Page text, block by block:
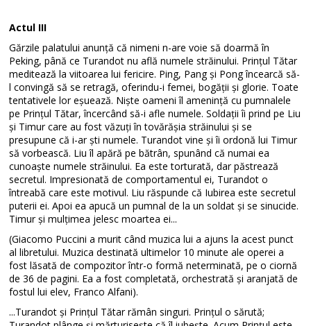
Actul III
Gărzile palatului anunță că nimeni n-are voie să doarmă în
Peking, până ce Turandot nu află numele străinului. Prințul Tătar
meditează la viitoarea lui fericire. Ping, Pang și Pong încearcă să-
l convingă să se retragă, oferindu-i femei, bogății și glorie. Toate
tentativele lor eșuează. Niște oameni îl amenință cu pumnalele
pe Prințul Tătar, încercând să-i afle numele. Soldații îi prind pe Liu
și Timur care au fost văzuți în tovărășia străinului și se
presupune că i-ar ști numele. Turandot vine și îi ordonă lui Timur
să vorbească. Liu îl apără pe bătrân, spunând că numai ea
cunoaște numele străinului. Ea este torturată, dar păstrează
secretul. Impresionată de comportamentul ei, Turandot o
întreabă care este motivul. Liu răspunde că Iubirea este secretul
puterii ei. Apoi ea apucă un pumnal de la un soldat și se sinucide.
Timur și mulțimea jelesc moartea ei...
(Giacomo Puccini a murit când muzica lui a ajuns la acest punct
al libretului. Muzica destinată ultimelor 10 minute ale operei a
fost lăsată de compozitor într-o formă neterminată, pe o ciornă
de 36 de pagini. Ea a fost completată, orchestrată și aranjată de
fostul lui elev, Franco Alfani).
...Turandot și Prințul Tătar rămân singuri. Prințul o sărută;